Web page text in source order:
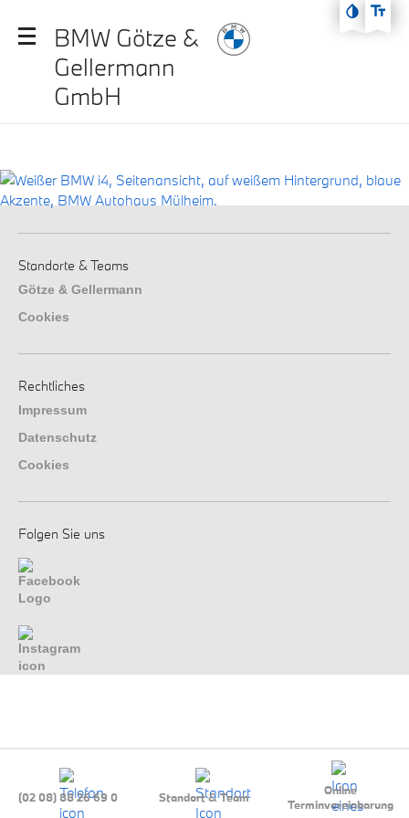
Zum Hauptmenü
BMW Götze &
Gellermann
GmbH
(02 08) 88 26 69 0 Standort & Team
Online
Terminvereinbarung
Standorte & Teams
Götze & Gellermann
Cookies
Rechtliches
Impressum
Datenschutz
Cookies
Folgen Sie uns